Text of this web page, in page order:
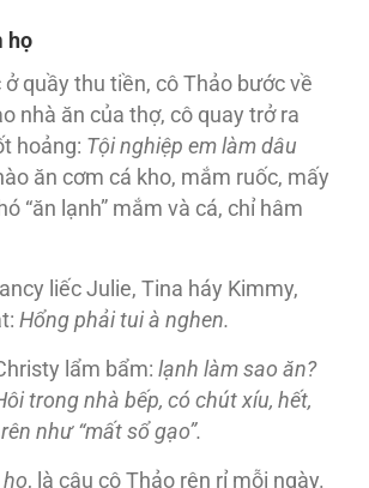
họ
quầy thu tiền, cô Thảo bước về
nhà ăn của thợ, cô quay trở ra
hoảng: Tội nghiệp em làm dâu
ăn cơm cá kho, mắm ruốc, mấy
“ăn lạnh” mắm và cá, chỉ hâm
liếc Julie, Tina háy Kimmy,
Hổng phải tui à nghen.
lẩm bẩm: lạnh làm sao ăn?
trong nhà bếp, có chút xíu, hết,
như “mất sổ gạo”.
, là câu cô Thảo rên rỉ mỗi ngày.